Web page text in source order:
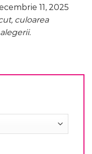
11, 2025
culoarea